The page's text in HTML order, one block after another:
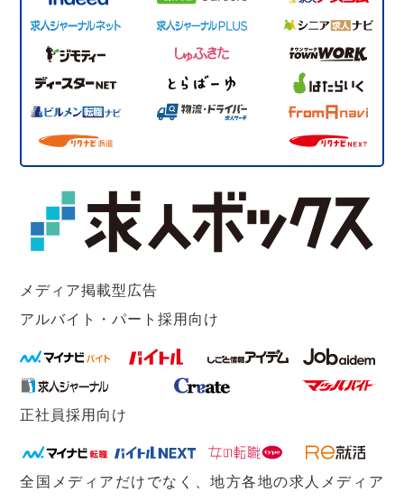
メディア掲載型広告
アルバイト・パート採用向け
正社員採用向け
全国メディアだけでなく、地方各地の求人メディア